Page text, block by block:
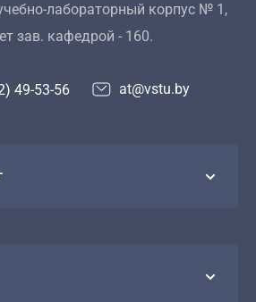
лабораторный корпус № 1,
зав. кафедрой - 160.
49-53-56 at@vstu.by